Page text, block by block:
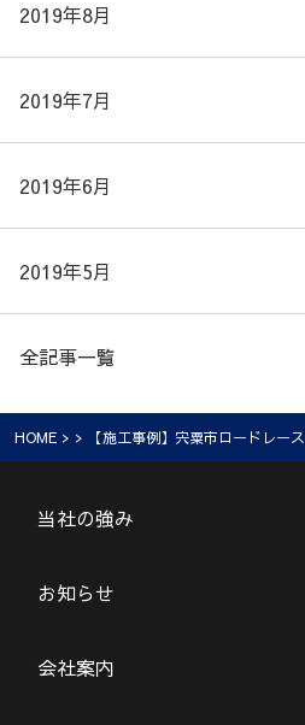
2019年8月
2019年7月
2019年6月
2019年5月
全記事一覧
HOME > > 【施工事例】宍粟市ロードレース
当社の強み
お知らせ
会社案内